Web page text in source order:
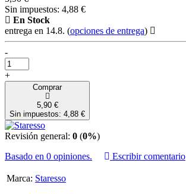
Sin impuestos: 4,88 €
En Stock
entrega en 14.8. (opciones de entrega)
-
+
Comprar
5,90 €
Sin impuestos: 4,88 €
Revisión general: 0 (0%)
Basado en 0 opiniones.
Escribir comentario
Marca: Staresso